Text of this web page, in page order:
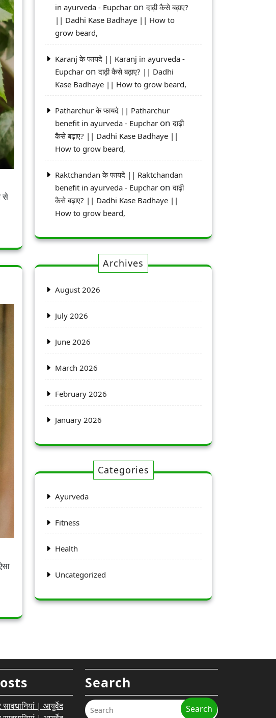
से
in ayurveda - Eupchar onदाढ़ी कैसे बढ़ाए?
|| Dadhi Kase Badhaye || How to
grow beard,
Karanj के फायदे || Karanj in ayurveda -
Eupchar onदाढ़ी कैसे बढ़ाए? || Dadhi
Kase Badhaye || How to grow beard,
Patharchur के फायदे || Patharchur
benefit in ayurveda - Eupchar onदाढ़ी
कैसे बढ़ाए? || Dadhi Kase Badhaye ||
How to grow beard,
Raktchandan के फायदे || Raktchandan
benefit in ayurveda - Eupchar onदाढ़ी
कैसे बढ़ाए? || Dadhi Kase Badhaye ||
How to grow beard,
Archives
August 2026
July 2026
June 2026
March 2026
February 2026
January 2026
Categories
Ayurveda
Fitness
Health
Uncategorized
| आयुर्वेद
Search
Search